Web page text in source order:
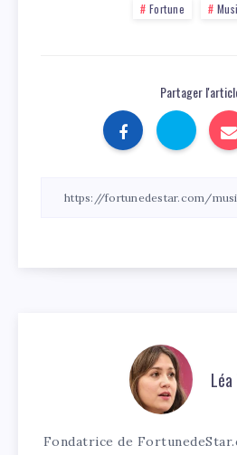
Fortune
Partager
Fondatrice de